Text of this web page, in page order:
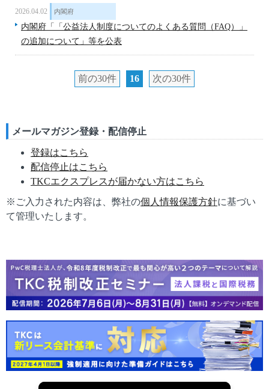
2026.04.02 内閣府
内閣府「「公益法人制度についてのよくある質問（FAQ）」
の追加について」等を公表
前の30件 16 次の30件
メールマガジン登録・配信停止
登録はこちら
配信停止はこちら
TKCエクスプレスが届かない方はこちら
※ご入力された内容は、弊社の個人情報保護方針に基づい
て管理いたします。